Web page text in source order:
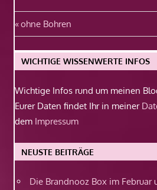
Beitragsnavigation
Vorheriger
Beitrag:
ohne Bohren
WICHTIGE WISSENWERTE INFOS
Wichtige Infos rund um meinen
Eurer Daten findet Ihr in meiner
dem Impressum
NEUSTE BEITRÄGE
Die Brandnooz Box im Februar